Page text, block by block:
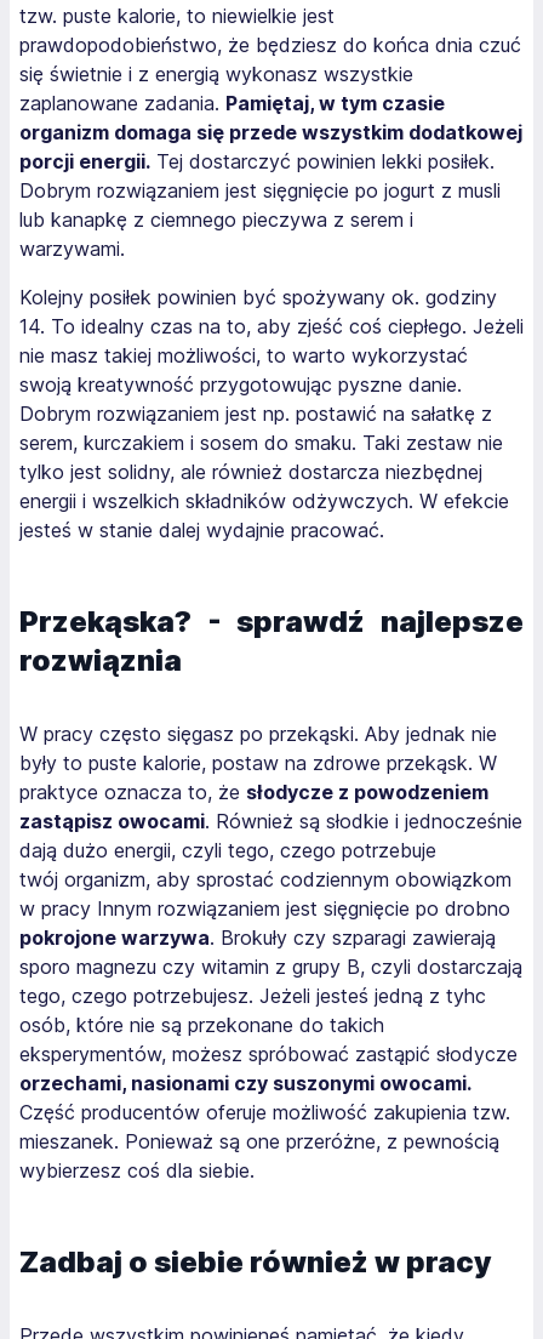
tzw. puste kalorie, to niewielkie jest
prawdopodobieństwo, że będziesz do końca dnia czuć
się świetnie i z energią wykonasz wszystkie
zaplanowane zadania. Pamiętaj, w tym czasie
organizm domaga się przede wszystkim dodatkowej
porcji energii. Tej dostarczyć powinien lekki posiłek.
Dobrym rozwiązaniem jest sięgnięcie po jogurt z musli
lub kanapkę z ciemnego pieczywa z serem i
warzywami.
Kolejny posiłek powinien być spożywany ok. godziny
14. To idealny czas na to, aby zjeść coś ciepłego. Jeżeli
nie masz takiej możliwości, to warto wykorzystać
swoją kreatywność przygotowując pyszne danie.
Dobrym rozwiązaniem jest np. postawić na sałatkę z
serem, kurczakiem i sosem do smaku. Taki zestaw nie
tylko jest solidny, ale również dostarcza niezbędnej
energii i wszelkich składników odżywczych. W efekcie
jesteś w stanie dalej wydajnie pracować.
Przekąska? - sprawdź najlepsze
rozwiąznia
W pracy często sięgasz po przekąski. Aby jednak nie
były to puste kalorie, postaw na zdrowe przekąsk. W
praktyce oznacza to, że słodycze z powodzeniem
zastąpisz owocami. Również są słodkie i jednocześnie
dają dużo energii, czyli tego, czego potrzebuje
twój organizm, aby sprostać codziennym obowiązkom
w pracy Innym rozwiązaniem jest sięgnięcie po drobno
pokrojone warzywa. Brokuły czy szparagi zawierają
sporo magnezu czy witamin z grupy B, czyli dostarczają
tego, czego potrzebujesz. Jeżeli jesteś jedną z tyhc
osób, które nie są przekonane do takich
eksperymentów, możesz spróbować zastąpić słodycze
orzechami, nasionami czy suszonymi owocami.
Część producentów oferuje możliwość zakupienia tzw.
mieszanek. Ponieważ są one przeróżne, z pewnością
wybierzesz coś dla siebie.
Zadbaj o siebie również w pracy